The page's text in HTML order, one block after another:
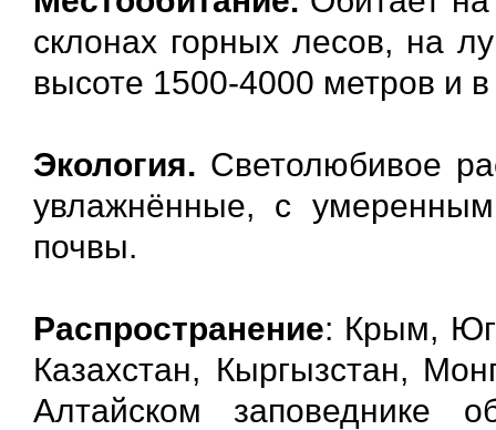
склонах горных лесов, на
высоте 1500-4000 метров и
Экология. Светолюбивое
увлажнённые, с
почвы.
Распространение: Крым,
Казахстан, Кыргызстан,
Алтайском заповеднике